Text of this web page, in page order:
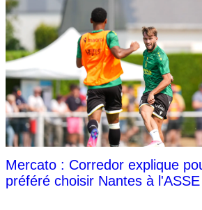
Mercato : Corredor explique
préféré choisir Nantes à l'ASSE